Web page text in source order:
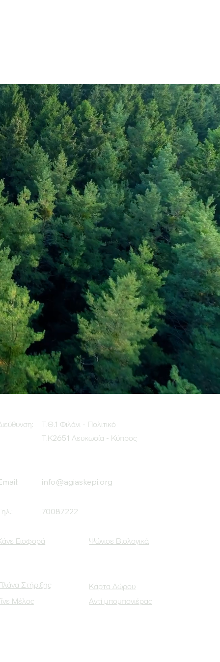
Τ.Θ.1 Φιλάνι - Πολιτικό
Τ.Κ2651 Λευκωσία - Κύπρος
info@agiaskepi.org
70087222
Εισφορά Ψώνισε Βιολογικά
Στήριξης
Μέλος
Κάρτα Δώρου
Αντί μπομπονιέρας